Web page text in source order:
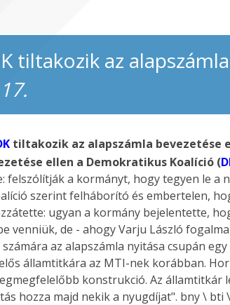
tiltakozik az
tiltakozik az alapszámla bevezetése
ellen a Demokratikus Koalíció (
felszólítják a kormányt, hogy tegyen le a
szerint felháborító és embertelen,
ugyan a kormány bejelentette,
venniük, de - ahogy Varju László
az alapszámla nyitása csupán
államtitkára az MTI-nek korábban.
konstrukció. Az
hozza majd nekik a nyugdíjat". bny \ bti